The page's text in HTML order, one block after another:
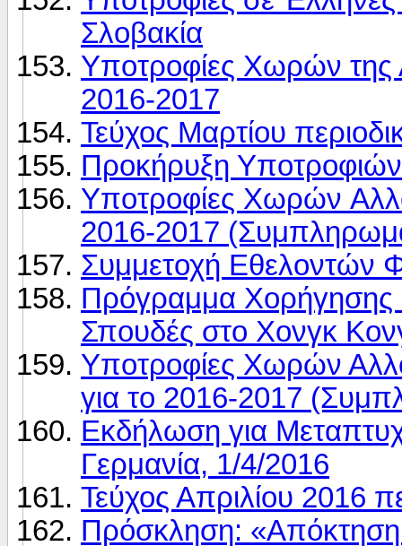
Σλοβακία
Υποτροφίες Χωρών
2016-2017
Τεύχος Μαρτίου
Προκήρυξη Υποτροφιών
Υποτροφίες Xωρών
2016-2017
Συμμετοχή Εθελοντών
Πρόγραμμα Xορήγησης
Σπουδές στο Χονγκ
Υποτροφίες Χωρών
για το 2016-2017
Εκδήλωση για
Γερμανία, 1/4/2016
Τεύχος Απριλίου 2016
Πρόσκληση: «Απόκτηση